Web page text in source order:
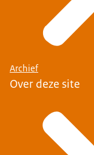
Archief
Over deze site